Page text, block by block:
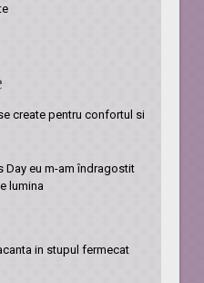
create pentru confortul si
Day eu m-am îndragostit
lumina
in stupul fermecat